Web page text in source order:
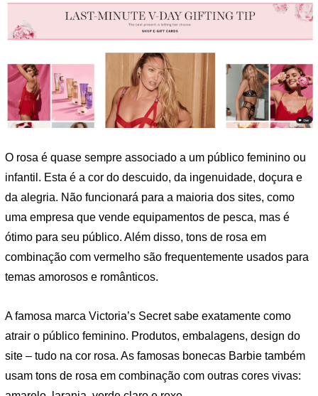
O rosa é quase sempre associado a um público feminino ou
infantil. Esta é a cor do descuido, da ingenuidade, doçura e
da alegria. Não funcionará para a maioria dos sites, como
uma empresa que vende equipamentos de pesca, mas é
ótimo para seu público. Além disso, tons de rosa em
combinação com vermelho são frequentemente usados ​​para
temas amorosos e românticos.
A famosa marca Victoria’s Secret sabe exatamente como
atrair o público feminino. Produtos, embalagens, design do
site – tudo na cor rosa. As famosas bonecas Barbie também
usam tons de rosa em combinação com outras cores vivas: